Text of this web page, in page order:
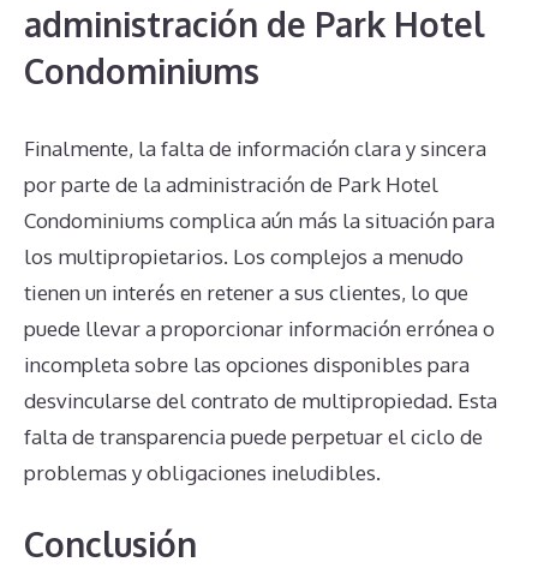
administración de Park Hotel
Condominiums
Finalmente, la falta de información clara y sincera
por parte de la administración de Park Hotel
Condominiums complica aún más la situación para
los multipropietarios. Los complejos a menudo
tienen un interés en retener a sus clientes, lo que
puede llevar a proporcionar información errónea o
incompleta sobre las opciones disponibles para
desvincularse del contrato de multipropiedad. Esta
falta de transparencia puede perpetuar el ciclo de
problemas y obligaciones ineludibles.
Conclusión